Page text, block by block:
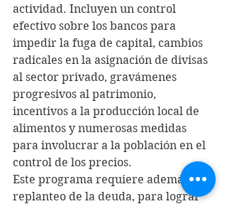
actividad. Incluyen un control
efectivo sobre los bancos para
impedir la fuga de capital, cambios
radicales en la asignación de divisas
al sector privado, gravámenes
progresivos al patrimonio,
incentivos a la producción local de
alimentos y numerosas medidas
para involucrar a la población en el
control de los precios.
Este programa requiere además un
replanteo de la deuda, para lograr